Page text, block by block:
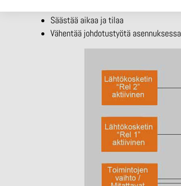
Säästää aikaa ja tilaa
Vähentää johdotustyötä asennuksessa